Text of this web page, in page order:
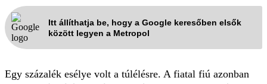
Itt állíthatja be, hogy a Google keresőben elsők
között legyen a Metropol
Egy százalék esélye volt a túlélésre. A fiatal fiú azonban